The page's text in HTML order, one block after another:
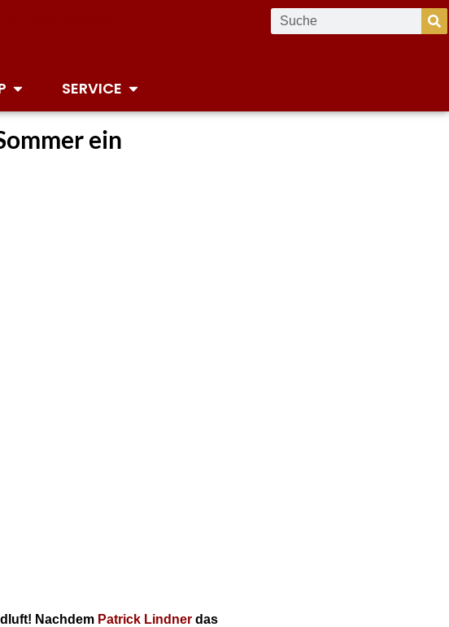
SERVICE
ein
Nachdem Patrick Lindner das